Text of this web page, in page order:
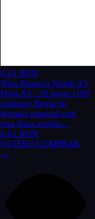
6.61 RON
Niza Reserva Numli A5
Hoja A5 - 50 hojas (100
páginas) Regla de
dictado especial con
una línea auxilia…
6.61 RON
QUIERO COMPRAR
→